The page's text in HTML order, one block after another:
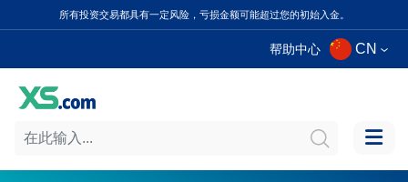
所有投资交易都具有一定风险，亏损金额可能超过您的初始入金。
帮助中心 CN